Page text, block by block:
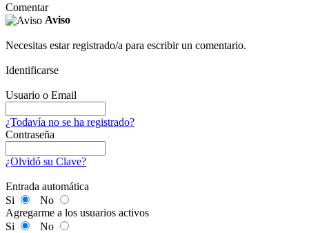
Comentar
Aviso
Necesitas estar registrado/a para escribir un comentario.
Identificarse
Usuario o Email
¿Todavía no se ha registrado?
Contraseña
¿Olvidó su Clave?
Entrada automática
Si
No
Agregarme a los usuarios activos
Si
No